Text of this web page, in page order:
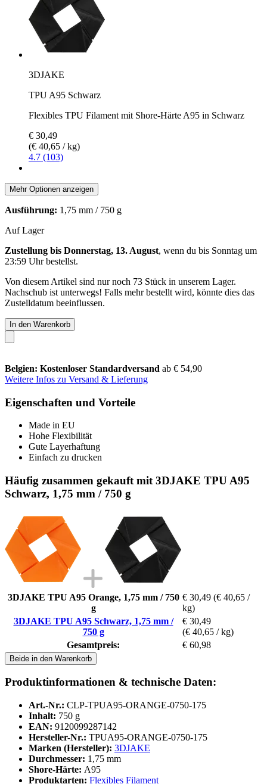
3DJAKE
TPU A95 Schwarz
Flexibles TPU Filament mit Shore-Härte A95 in Schwarz
€ 30,49
(€ 40,65 / kg)
4.7 (103)
Mehr Optionen anzeigen
Ausführung: 1,75 mm / 750 g
Auf Lager
Zustellung bis Donnerstag, 13. August, wenn du bis Sonntag um
23:59 Uhrbestellst.
Von diesem Artikel sind nur noch 73 Stück in unserem Lager.
Nachschub ist unterwegs! Falls mehr bestellt wird, könnte dies das
Zustelldatum beeinflussen.
In den Warenkorb
Belgien: Kostenloser Standardversand ab € 54,90
Weitere Infos zu Versand & Lieferung
Eigenschaften und Vorteile
Made in EU
Hohe Flexibilität
Gute Layerhaftung
Einfach zu drucken
Häufig zusammen gekauft mit 3DJAKE TPU A95
Schwarz, 1,75 mm / 750 g
3DJAKE TPU A95 Orange, 1,75 mm / 750
g
€ 30,49 (€ 40,65 /
kg)
3DJAKE TPU A95 Schwarz, 1,75 mm /
750 g
€ 30,49
(€ 40,65 / kg)
Gesamtpreis:
€ 60,98
Beide in den Warenkorb
Produktinformationen & technische Daten:
Art.-Nr.: CLP-TPUA95-ORANGE-0750-175
Inhalt: 750 g
EAN: 9120099287142
Hersteller-Nr.: TPUA95-ORANGE-0750-175
Marken (Hersteller): 3DJAKE
Durchmesser: 1,75 mm
Shore-Härte: A95
Produktarten: Flexibles Filament